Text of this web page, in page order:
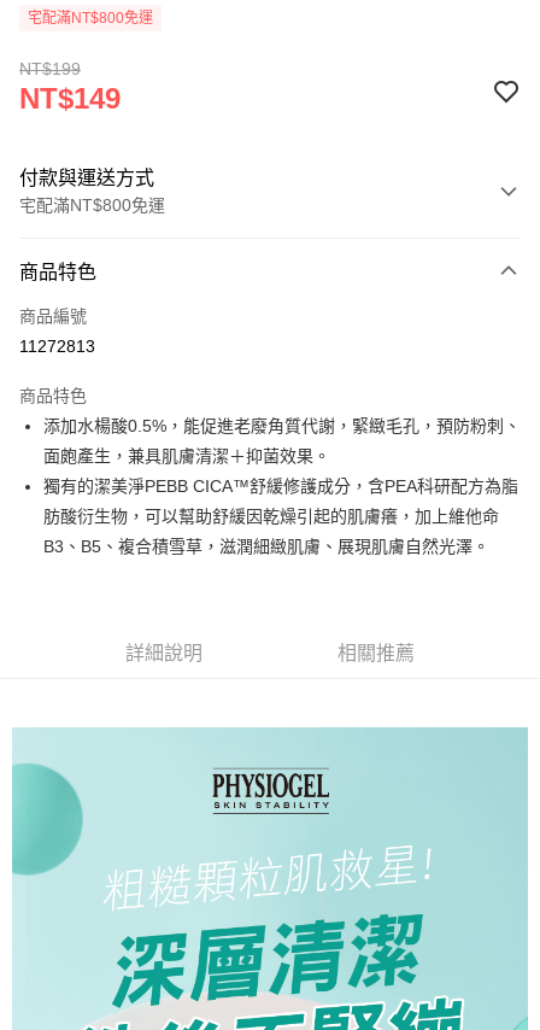
宅配滿NT$800免運
NT$199
NT$149
付款與運送方式
宅配滿NT$800免運
信用卡一次付款
LINE Pay
悠遊付
AFTEE先享後付
相關說明
【關於「AFTEE先享後付」】
AFTEE先享後付是「在收到商品之後才付款」的支付方式。 讓您購物簡單
３．收到繳費通知簡訊後14天內，點擊此簡訊中的連結，可透過四大超商／
ATM／網路銀行／等多元方式進行付款，方視為交易完成。
※ 請注意：結帳手續完成當下不需立刻繳費，但若您需要取消訂單，請聯絡
購買商品的店家。未經商家同意取消之訂單仍視為有效，需透過AFTEE先享
後付繳納相關費用。
※ 交易是否成功請以「AFTEE先享後付 」之結帳頁面顯示為準，若有關於
是否繳費成功／繳費後需取消欲退款等相關疑問，請聯繫「AFTEE先享後付
客戶支援中心」https://netprotections.freshdesk.com/support/home
１．透過由恩沛科技股份有限公司提供之「AFTEE先享後付」服務完成之交
易，需依本服務之必要範圍內提供個人資料，並將交易相關給付款項請求債
權轉讓予恩沛科技股份有限公司。
ATM付款
商品特色
商品編號
11272813
商品特色
添加水楊酸0.5%，能促進老廢角質代謝，緊緻毛孔，預防粉刺、
面皰產生，兼具肌膚清潔＋抑菌效果。
獨有的潔美淨PEBB CICA™舒緩修護成分，含PEA科研配方為脂
肪酸衍生物，可以幫助舒緩因乾燥引起的肌膚癢，加上維他命
B3、B5、複合積雪草，滋潤細緻肌膚、展現肌膚自然光澤。
詳細說明 相關推薦